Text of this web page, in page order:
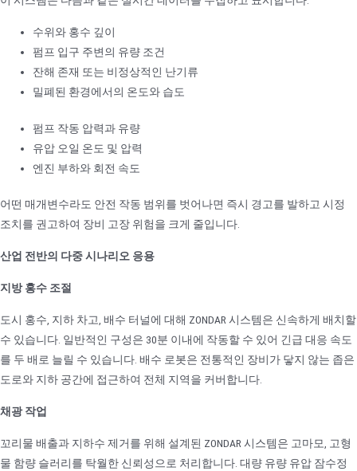
수위와 홍수 깊이
펌프 입구 주변의 유량 조건
잔해 존재 또는 비정상적인 난기류
밀폐된 환경에서의 온도와 습도
펌프 작동 압력과 유량
유압 오일 온도 및 압력
엔진 부하와 회전 속도
어떤 매개변수라도 안전 작동 범위를 벗어나면 즉시 경고를 발하고 시정
조치를 권고하여 장비 고장 위험을 크게 줄입니다.
산업 전반의 다중 시나리오 응용
지방 홍수 조절
도시 홍수, 지하 차고, 배수 터널에 대해 ZONDAR 시스템은 신속하게 배치할
수 있습니다. 일반적인 구성은 30분 이내에 작동할 수 있어 긴급 대응 속도
를 두 배로 늘릴 수 있습니다. 배수 로봇은 전통적인 장비가 닿지 않는 좁은
도로와 지하 공간에 접근하여 전체 지역을 커버합니다.
채광 작업
꼬리물 배출과 지하수 제거를 위해 설계된 ZONDAR 시스템은 고마모, 고형
물 함량 슬러리를 탁월한 신뢰성으로 처리합니다. 대량 유량 유압 잠수정